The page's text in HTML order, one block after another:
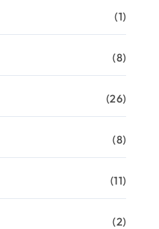
(1)
(8)
(26)
(8)
(11)
(2)